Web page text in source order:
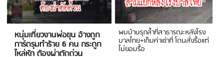
หนุ่มเที่ยวงานพ่อขุน อ้างถูก
การ์ดรุมทำร้าย 6 คน กระดูก
ไหล่หัก ต้องผ่าตัดด่วน
พบบ้านรุกล้ำที่สาธารณะหลังโรง
บาลไทย+เก็บค่าเช่าที่ โดนสั่งรื้อแต่
ไม่ยอมรื้อ